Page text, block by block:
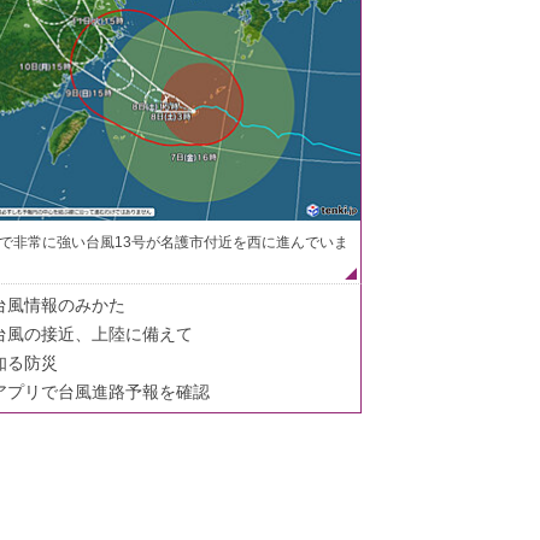
非常に強い台風13号が名護市付近を西に進んでいま
風情報のみかた
風の接近、上陸に備えて
る防災
プリで台風進路予報を確認